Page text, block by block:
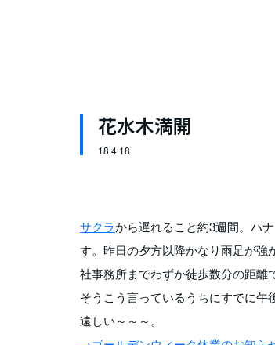
花水木満開
18.4.18
サクラから遅れること約3週間。ハ
す。昨日の夕方以降かなり雨足が
社事務所までわずか徒歩数分の距離
そうこう言っているうちにすでに
遠しい～～～。